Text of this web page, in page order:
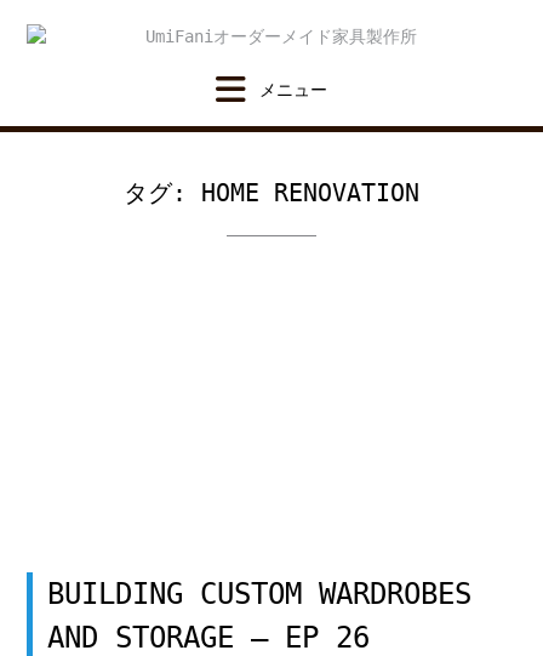
タグ: HOME RENOVATION
BUILDING CUSTOM WARDROBES
AND STORAGE – EP 26